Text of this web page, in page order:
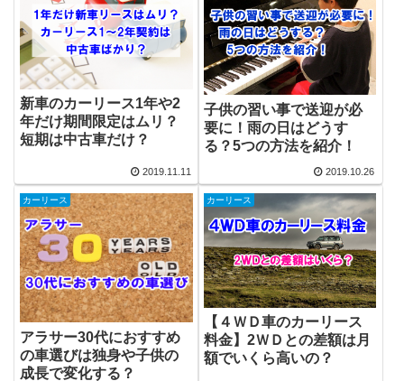
新車のカーリース1年や2
年だけ期間限定はムリ？
短期は中古車だけ？
2019.11.11
子供の習い事で送迎が必
要に！雨の日はどうす
る？5つの方法を紹介！
2019.10.26
カーリース
アラサー30代におすすめ
の車選びは独身や子供の
成長で変化する？
カーリース
【４ＷＤ車のカーリース
料金】2ＷＤとの差額は月
額でいくら高いの？